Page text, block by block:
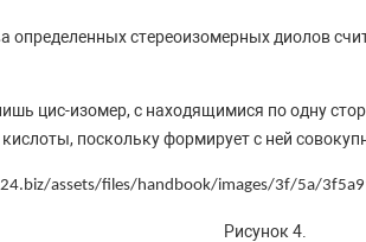
определенных стереоизомерных диолов
цис-изомер, с находящимися по одну
поскольку формирует с ней
Рисунок 4.